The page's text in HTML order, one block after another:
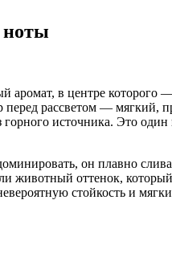
ноты
в центре которого
рассветом — мягкий,
источника. Это
он плавно
оттенок, который
стойкость и